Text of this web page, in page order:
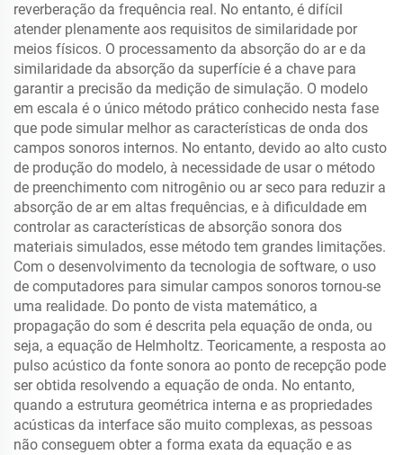
reverberação da frequência real. No entanto, é difícil
atender plenamente aos requisitos de similaridade por
meios físicos. O processamento da absorção do ar e da
similaridade da absorção da superfície é a chave para
garantir a precisão da medição de simulação. O modelo
em escala é o único método prático conhecido nesta fase
que pode simular melhor as características de onda dos
campos sonoros internos. No entanto, devido ao alto custo
de produção do modelo, à necessidade de usar o método
de preenchimento com nitrogênio ou ar seco para reduzir a
absorção de ar em altas frequências, e à dificuldade em
controlar as características de absorção sonora dos
materiais simulados, esse método tem grandes limitações.
Com o desenvolvimento da tecnologia de software, o uso
de computadores para simular campos sonoros tornou-se
uma realidade. Do ponto de vista matemático, a
propagação do som é descrita pela equação de onda, ou
seja, a equação de Helmholtz. Teoricamente, a resposta ao
pulso acústico da fonte sonora ao ponto de recepção pode
ser obtida resolvendo a equação de onda. No entanto,
quando a estrutura geométrica interna e as propriedades
acústicas da interface são muito complexas, as pessoas
não conseguem obter a forma exata da equação e as